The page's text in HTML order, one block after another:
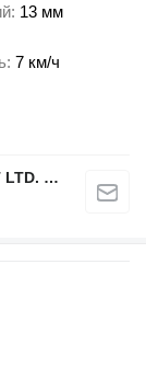
13 мм
7 км/ч
SOLMAX STEEL MAKİNA İÇ VE DIŞ TİCARET LTD. ŞTİ.